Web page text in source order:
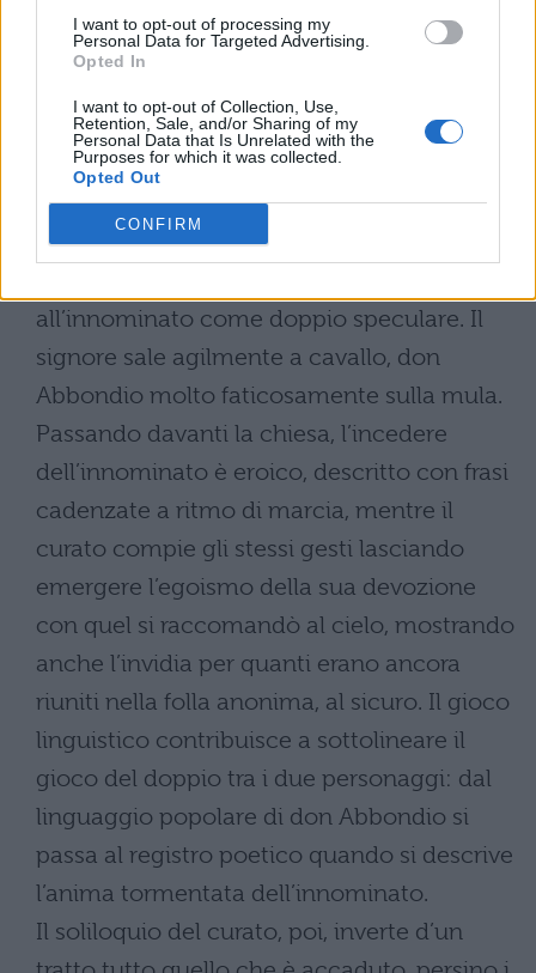
I want to opt-out of processing my
Personal Data for Targeted Advertising.
Opted In
I want to opt-out of Collection, Use,
Retention, Sale, and/or Sharing of my
Personal Data that Is Unrelated with the
Purposes for which it was collected.
Opted Out
CONFIRM
sfuggire, rifugiandosi dietro le gonnelle di
Agnese, che per l’occasione egli presente
ha bisogno di lui.
Don Abbondio e l’innominato alla volta
del castello
all’innominato come doppio speculare. Il
signore sale agilmente a cavallo, don
Abbondio molto faticosamente sulla mula.
Passando davanti la chiesa, l’incedere
dell’innominato è eroico, descritto con frasi
cadenzate a ritmo di marcia, mentre il
curato compie gli stessi gesti lasciando
emergere l’egoismo della sua devozione
con quel si raccomandò al cielo, mostrando
anche l’invidia per quanti erano ancora
riuniti nella folla anonima, al sicuro. Il gioco
linguistico contribuisce a sottolineare il
gioco del doppio tra i due personaggi: dal
linguaggio popolare di don Abbondio si
passa al registro poetico quando si descrive
l’anima tormentata dell’innominato.
Il soliloquio del curato, poi, inverte d’un